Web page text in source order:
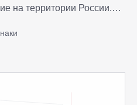
на территории России.
знак